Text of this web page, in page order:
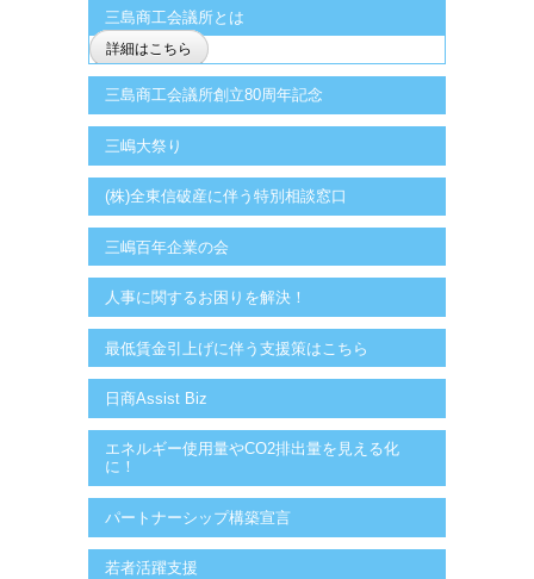
三島商工会議所とは
詳細はこちら
三島商工会議所創立80周年記念
三嶋大祭り
(株)全東信破産に伴う特別相談窓口
三嶋百年企業の会
人事に関するお困りを解決！
最低賃金引上げに伴う支援策はこちら
日商Assist Biz
エネルギー使用量やCO2排出量を見える化
に！
パートナーシップ構築宣言
若者活躍支援